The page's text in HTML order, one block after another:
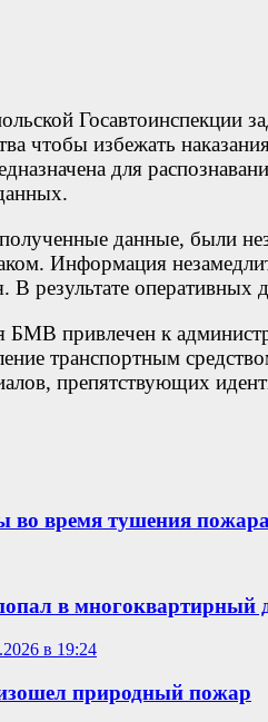
Госавтоинспекции
чтобы избежать
для
данные, были
Информация
результате оперативных
БМВ привлечен к
транспортным
препятствующих
время тушения
в многоквартирный
в 19:24
природный пожар